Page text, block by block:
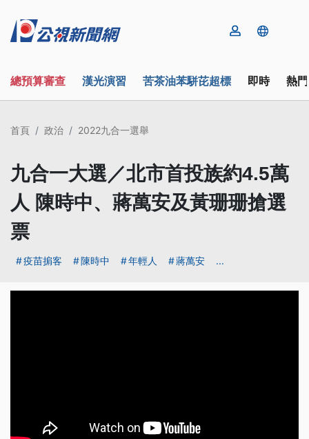
總預算審查 漢光演習 苦茶油苯駢芘超標 即時 熱
首頁 政治 2022九合一選舉
九合一大選／北市首投族約4.5萬
人 陳時中、蔣萬安及黃珊珊搶選
票
疫苗掮客 陳時中 年輕人 蔣萬安 ...